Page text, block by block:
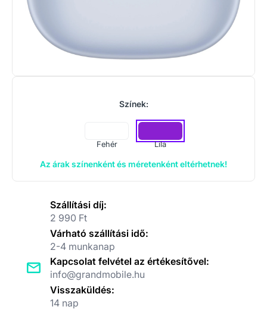
Színek:
Fehér Lila
Az árak színenként és méretenként eltérhetnek!
Szállítási díj:
2 990 Ft
Várható szállítási idő:
2-4 munkanap
Kapcsolat felvétel az értékesítővel:
info@grandmobile.hu
Visszaküldés:
14 nap